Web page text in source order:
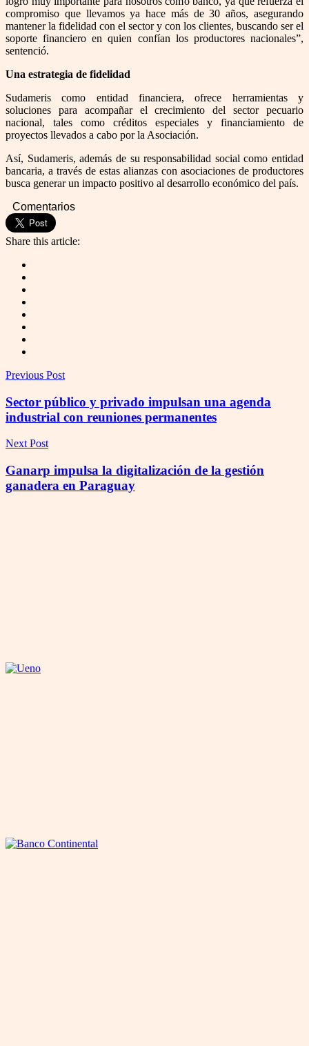
compromiso que llevamos ya hace más de 30 años, asegurando
mantener la fidelidad con el sector y con los clientes, buscando ser el
soporte financiero en quien confían los productores nacionales”,
sentenció.
Una estrategia de fidelidad
Sudameris como entidad financiera, ofrece herramientas y
soluciones para acompañar el crecimiento del sector pecuario
nacional, tales como créditos especiales y financiamiento de
proyectos llevados a cabo por la Asociación.
Así, Sudameris, además de su responsabilidad social como entidad
bancaria, a través de estas alianzas con asociaciones de productores
busca generar un impacto positivo al desarrollo económico del país.
Comentarios
Share this article:
Previous Post
Sector público y privado impulsan una agenda
industrial con reuniones permanentes
Next Post
Ganarp impulsa la digitalización de la gestión
ganadera en Paraguay